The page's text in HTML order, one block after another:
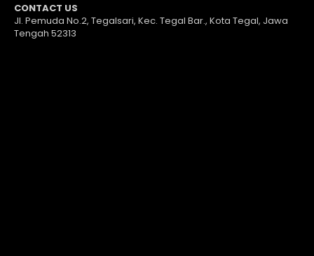
CONTACT US
Jl. Pemuda No.2, Tegalsari, Kec. Tegal Bar., Kota Tegal, Jawa
Tengah 52313